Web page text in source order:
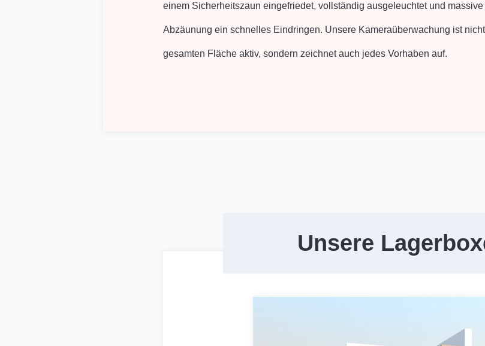
einem Sicherheitszaun eingefriedet, vollständig ausgeleuchtet und
Abzäunung ein schnelles Eindringen. Unsere Kameraüberwachung ist
gesamten Fläche aktiv, sondern zeichnet auch jedes Vorhaben auf.
Unsere